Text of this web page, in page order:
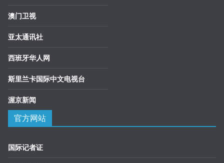
澳门卫视
亚太通讯社
西班牙华人网
斯里兰卡国际中文电视台
渥京新闻
官方网站
国际记者证